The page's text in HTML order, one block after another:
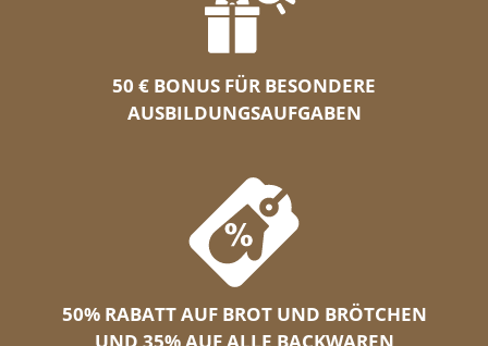
50 € BONUS FÜR BESONDERE
AUSBILDUNGSAUFGABEN
50% RABATT AUF BROT UND BRÖTCHEN